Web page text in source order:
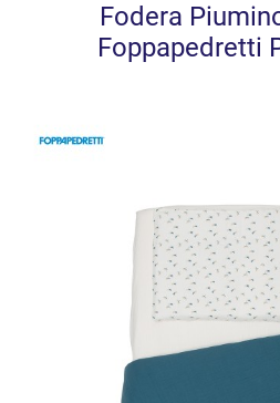
Fodera
Foppapedretti